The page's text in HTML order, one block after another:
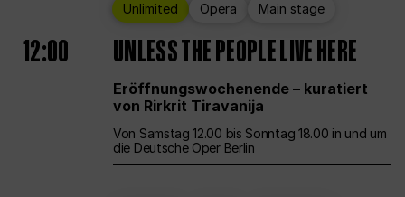
Unlimited Opera Main stage
12:00 UNLESS THE PEOPLE LIVE HERE
Eröffnungswochenende – kuratiert
von Rirkrit Tiravanija
Von Samstag 12.00 bis Sonntag 18.00 in und um
die Deutsche Oper Berlin